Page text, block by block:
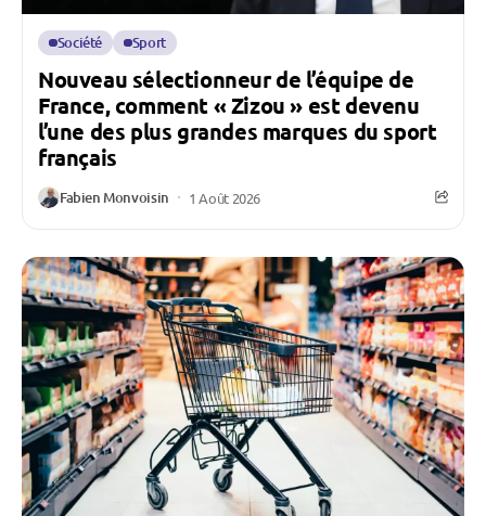
Société Sport
Nouveau sélectionneur de l’équipe de
France, comment « Zizou » est devenu
l’une des plus grandes marques du sport
français
Fabien Monvoisin 1 Août 2026